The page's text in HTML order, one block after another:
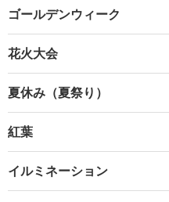
ゴールデンウィーク
花火大会
夏休み（夏祭り）
紅葉
イルミネーション